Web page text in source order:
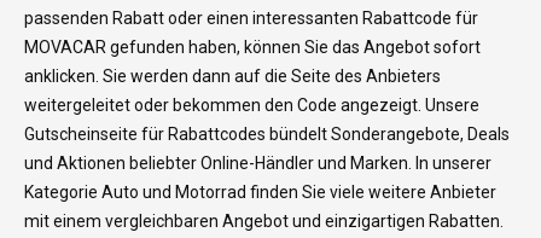
passenden Rabatt oder einen interessanten Rabattcode für
MOVACAR gefunden haben, können Sie das Angebot sofort
anklicken. Sie werden dann auf die Seite des Anbieters
weitergeleitet oder bekommen den Code angezeigt. Unsere
Gutscheinseite für Rabattcodes bündelt Sonderangebote, Deals
und Aktionen beliebter Online-Händler und Marken. In unserer
Kategorie Auto und Motorrad finden Sie viele weitere Anbieter
mit einem vergleichbaren Angebot und einzigartigen Rabatten.